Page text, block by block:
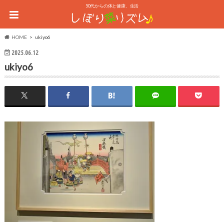
50代からの体と健康、生活
HOME ukiyo6
2025.06.12
ukiyo6